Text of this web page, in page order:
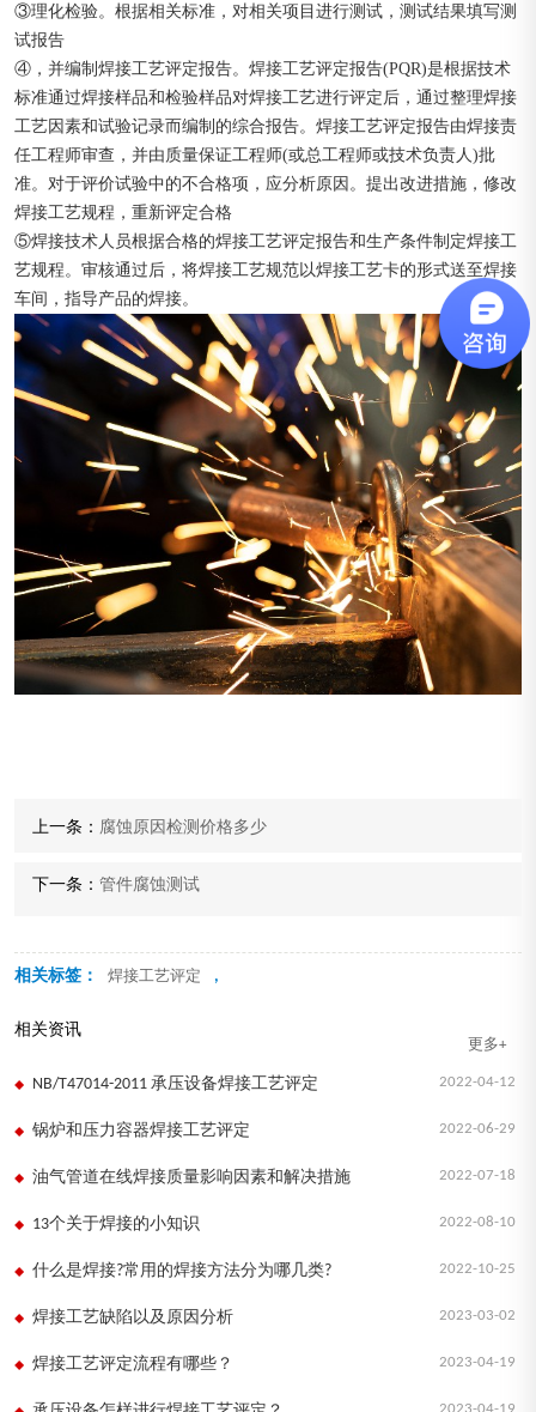
③理化检验。根据相关标准，对相关项目进行测试，测试结果填写测
试报告
④，并编制焊接工艺评定报告。焊接工艺评定报告(PQR)是根据技术
标准通过焊接样品和检验样品对焊接工艺进行评定后，通过整理焊接
工艺因素和试验记录而编制的综合报告。焊接工艺评定报告由焊接责
任工程师审查，并由质量保证工程师(或总工程师或技术负责人)批
准。对于评价试验中的不合格项，应分析原因。提出改进措施，修改
焊接工艺规程，重新评定合格
⑤焊接技术人员根据合格的焊接工艺评定报告和生产条件制定焊接工
艺规程。审核通过后，将焊接工艺规范以焊接工艺卡的形式送至焊接
车间，指导产品的焊接。
上一条： 腐蚀原因检测价格多少
下一条： 管件腐蚀测试
相关标签： 焊接工艺评定 ,
相关资讯
更多+
2022-04-12
NB/T47014-2011 承压设备焊接工艺评定
2022-06-29
锅炉和压力容器焊接工艺评定
2022-07-18
油气管道在线焊接质量影响因素和解决措施
2022-08-10
13个关于焊接的小知识
2022-10-25
什么是焊接?常用的焊接方法分为哪几类?
2023-03-02
焊接工艺缺陷以及原因分析
2023-04-19
焊接工艺评定流程有哪些？
2023-04-19